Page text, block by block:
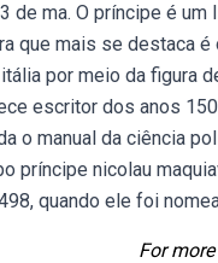
de ma. O príncipe é
que mais se destaca
por meio da figura
escritor dos anos
o manual da ciência
príncipe nicolau
quando ele foi
For